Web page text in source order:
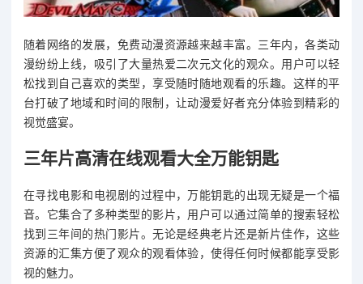
随着网络的发展，免费动漫资源越来越丰富。三年内，各类动
漫纷纷上线，吸引了大量热爱二次元文化的观众。用户可以轻
松找到自己喜欢的类型，享受随时随地观看的乐趣。这样的平
台打破了地域和时间的限制，让动漫爱好者充分体验到精彩的
视觉盛宴。
三年片高清在线观看大全万能钥匙
在寻找电影和电视剧的过程中，万能钥匙的出现无疑是一个福
音。它集合了多种类型的影片，用户可以通过简单的搜索轻松
找到三年间的热门影片。无论是经典老片还是新片佳作，这些
资源的汇集方便了观众的观看体验，使得任何时候都能享受影
视的魅力。